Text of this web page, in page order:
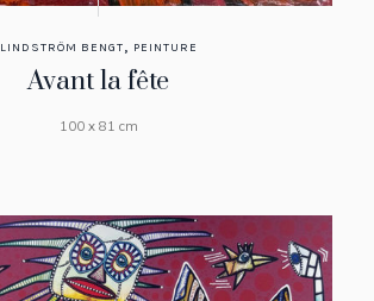
LINDSTRÖM BENGT, PEINTURE
Avant la fête
100 x 81 cm